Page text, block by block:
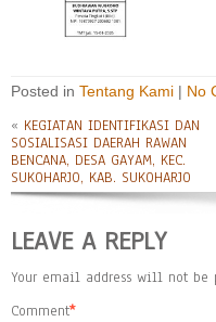
Posted in Tentang Kami | No
« KEGIATAN IDENTIFIKASI DAN
SOSIALISASI DAERAH RAWAN
BENCANA, DESA GAYAM, KEC.
SUKOHARJO, KAB. SUKOHARJO
LEAVE A REPLY
Your email address will not be
Comment*